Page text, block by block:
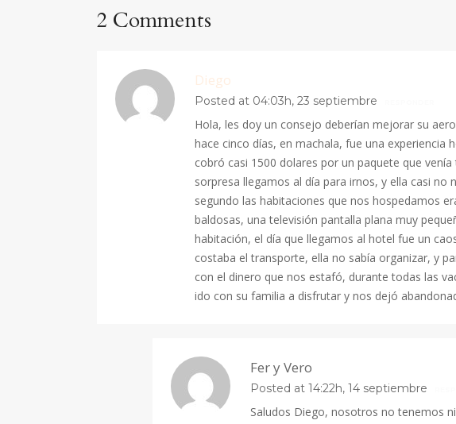
2 Comments
Diego
Posted at 04:03h, 23 septiembre
Hola, les doy un consejo deberían mejorar su
hace cinco días, en machala, fue una experiencia
cobró casi 1500 dolares por un paquete que
sorpresa llegamos al día para irnos, y ella casi no
segundo las habitaciones que nos hospedamos
baldosas, una televisión pantalla plana muy
habitación, el día que llegamos al hotel fue un
costaba el transporte, ella no sabía organizar, y
con el dinero que nos estafó, durante todas las
ido con su familia a disfrutar y nos dejó
Fer y Vero
Posted at 14:22h, 14 septiembre
Saludos Diego, nosotros no tenemos